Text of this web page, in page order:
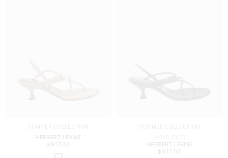
HERBERT LEVINE
$ 917.00
HERBERT LEVINE
$ 917.00